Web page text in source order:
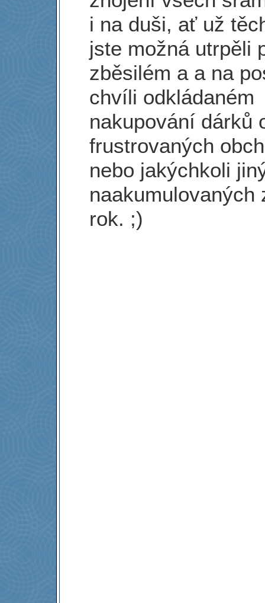
i na duši, ať už
jste možná utrpěli
zběsilém a a na
chvíli odkládaném
nakupování dárků
frustrovaných
nebo jakýchkoli
naakumulovaných
rok. ;)